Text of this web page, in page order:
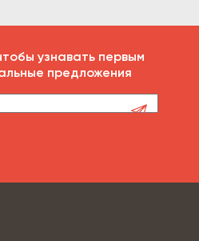
узнавать первым
предложения